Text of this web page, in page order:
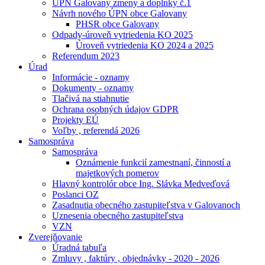
ÚPN Galovany zmeny a doplnky č.1
Návrh nového ÚPN obce Galovany
PHSR obce Galovany
Odpady-úroveň vytriedenia KO 2025
Úroveň vytriedenia KO 2024 a 2025
Referendum 2023
Úrad
Informácie - oznamy
Dokumenty - oznamy
Tlačivá na stiahnutie
Ochrana osobných údajov GDPR
Projekty EÚ
Voľby , referendá 2026
Samospráva
Samospráva
Oznámenie funkcií zamestnaní, činností a
majetkových pomerov
Hlavný kontrolór obce Ing. Slávka Medveďová
Poslanci OZ
Zasadnutia obecného zastupiteľstva v Galovanoch
Uznesenia obecného zastupiteľstva
VZN
Zverejňovanie
Úradná tabuľa
Zmluvy , faktúry , objednávky - 2020 - 2026